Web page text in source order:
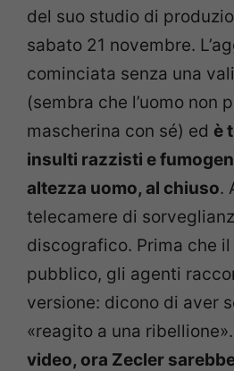
del suo studio di
sabato 21 novembre.
cominciata senza una
(sembra che l’uomo non
mascherina con sé) ed è
insulti razzisti e
altezza uomo, al chiuso.
telecamere di
discografico. Prima che
pubblico, gli agenti
versione: dicono di aver
«reagito a una ribellione».
video, ora Zecler